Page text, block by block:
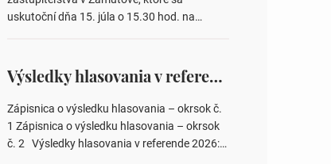
uskutoční dňa 15. júla o 15.30 hod. na
Schválenie návrhovej komisie a overovateľov
zápisnice 3. Určenie volebných obvodov pre
voľby poslancov obecných zastupiteľstiev,
počtu poslancov obecných zastupiteľstiev v
nich 4. Schválenie odpredaja obecného
Výsledky hlasovania v referende 2026
Zápisnica o výsledku hlasovania – okrsok č.
1 Zápisnica o výsledku hlasovania – okrsok
č. 2 Výsledky hlasovania v referende 2026: